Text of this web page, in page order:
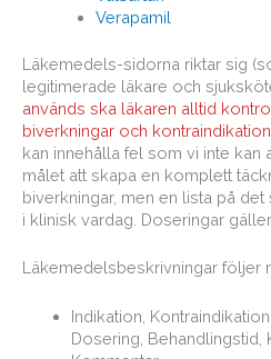
Verapamil
Läkemedels-sidorna riktar sig
legitimerade läkare och
används ska läkaren alltid
biverkningar och kontraindikation
kan innehålla fel som vi inte kan
målet att skapa en komplett
biverkningar, men en lista på
i klinisk vardag. Doseringar
Läkemedelsbeskrivningar följer
Indikation,
Dosering, Behandlingstid,